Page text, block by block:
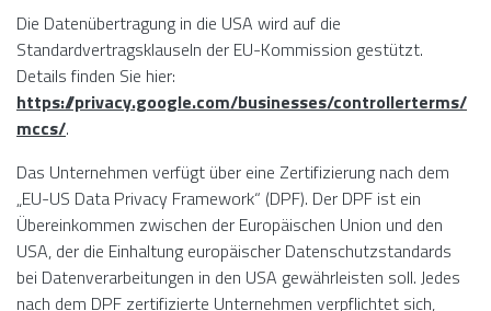
Die Datenübertragung in die USA wird auf die
Standardvertragsklauseln der EU-Kommission gestützt.
Details finden Sie hier:
https://privacy.google.com/businesses/controllerterms/
mccs/.
Das Unternehmen verfügt über eine Zertifizierung nach dem
„EU-US Data Privacy Framework“ (DPF). Der DPF ist ein
Übereinkommen zwischen der Europäischen Union und den
USA, der die Einhaltung europäischer Datenschutzstandards
bei Datenverarbeitungen in den USA gewährleisten soll. Jedes
nach dem DPF zertifizierte Unternehmen verpflichtet sich,